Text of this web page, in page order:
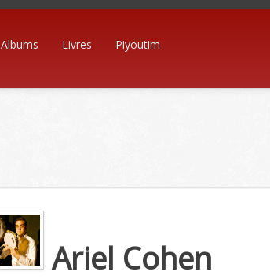
Albums Livres Piyoutim
Ariel Cohen